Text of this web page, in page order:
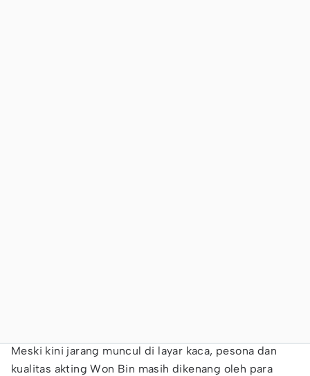
Meski kini jarang muncul di layar kaca, pesona dan
kualitas akting Won Bin masih dikenang oleh para